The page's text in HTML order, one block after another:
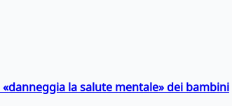
la salute mentale» dei bambini